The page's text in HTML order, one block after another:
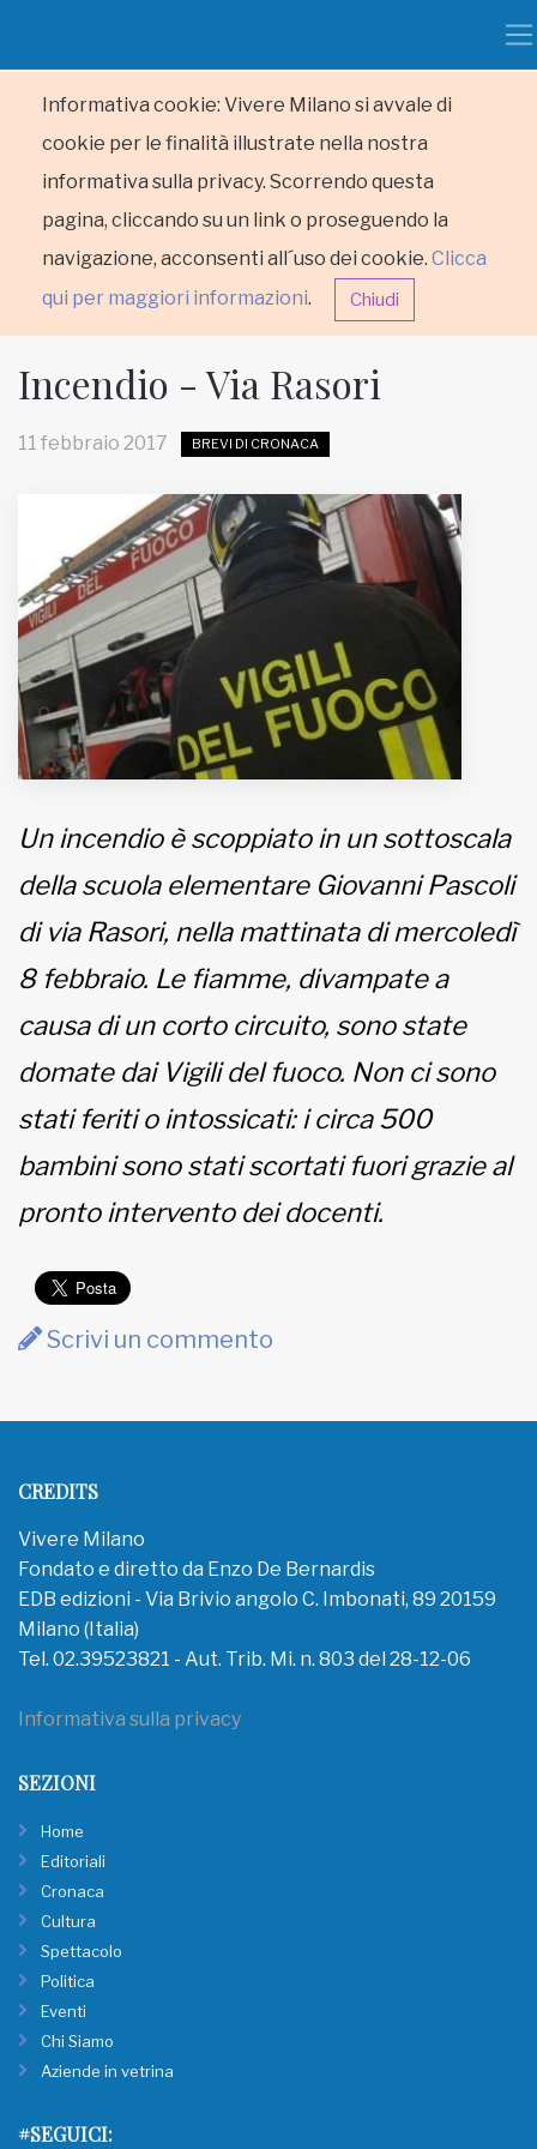
Informativa cookie: Vivere Milano si avvale di
cookie per le finalità illustrate nella nostra
informativa sulla privacy. Scorrendo questa
pagina, cliccando su un link o proseguendo la
navigazione, acconsenti all´uso dei cookie. Clicca
qui per maggiori informazioni. Chiudi
RUBRICHE
MUNICIPI
Inviateci le vostre segnalazioni
www.viveremilano.info
Fondato e diretto da Enzo De
EDB edizioni - Via Brivio angolo C.
Informativa sulla privacy
Incendio - Via Rasori
11 febbraio 2017 BREVI DI CRONACA
Un incendio è scoppiato in un sottoscala
della scuola elementare Giovanni Pascoli
di via Rasori, nella mattinata di mercoledì
8 febbraio. Le fiamme, divampate a
causa di un corto circuito, sono state
domate dai Vigili del fuoco. Non ci sono
stati feriti o intossicati: i circa 500
bambini sono stati scortati fuori grazie al
pronto intervento dei docenti.
Scrivi un commento
CREDITS
Vivere Milano
Fondato e diretto da Enzo De Bernardis
EDB edizioni - Via Brivio angolo C. Imbonati, 89 20159
Milano (Italia)
Tel. 02.39523821 - Aut. Trib. Mi. n. 803 del 28-12-06
Informativa sulla privacy
SEZIONI
Home
Editoriali
Cronaca
Cultura
Spettacolo
Politica
Eventi
Chi Siamo
Aziende in vetrina
#SEGUICI: